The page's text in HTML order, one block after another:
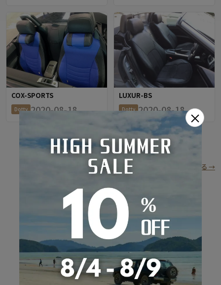
COX-SPORTS
Dotty 2020-08-18
LUXUR-BS
Dotty 2020-08-18
もっと見る（残り0件）
全車種の装着写真ギャラリーを見る →
RECOMMEND OPTION
おすすめオプション
×